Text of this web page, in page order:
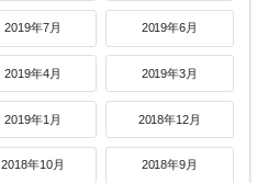
2019年7月 2019年6月
2019年4月 2019年3月
2019年1月 2018年12月
2018年10月 2018年9月